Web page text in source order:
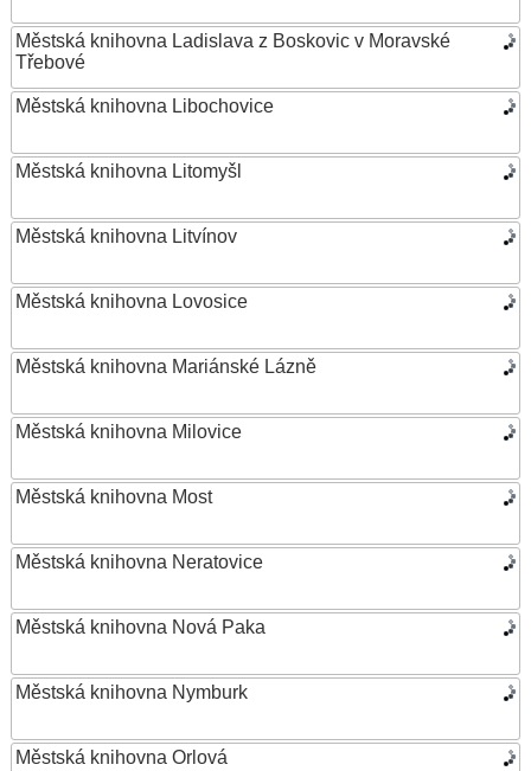
Městská knihovna Ladislava z Boskovic v Moravské
Třebové
Městská knihovna Libochovice
Městská knihovna Litomyšl
Městská knihovna Litvínov
Městská knihovna Lovosice
Městská knihovna Mariánské Lázně
Městská knihovna Milovice
Městská knihovna Most
Městská knihovna Neratovice
Městská knihovna Nová Paka
Městská knihovna Nymburk
Městská knihovna Orlová